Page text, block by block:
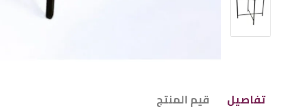
تفاصيل قيم المنتج